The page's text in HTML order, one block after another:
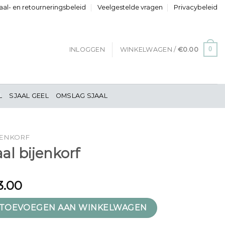
en retourneringsbeleid Veelgestelde vragen Privacybeleid
INLOGGEN WINKELWAGEN / €0.00 0
SJAAL GEEL OMSLAG SJAAL
bijenkorf
aantal
TOEVOEGEN AAN WINKELWAGEN